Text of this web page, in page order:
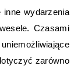
inne wydarzenia
Czasami
zarówno